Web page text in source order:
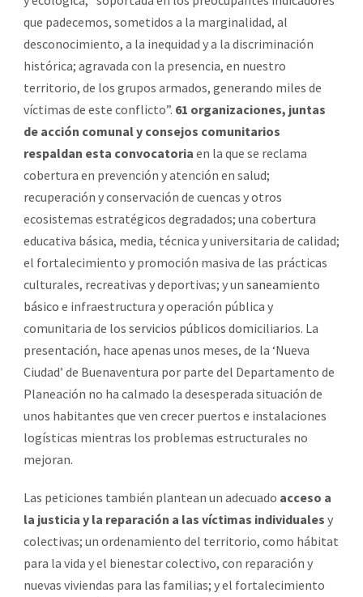
que padecemos, sometidos a la marginalidad, al
desconocimiento, a la inequidad y a la discriminación
histórica; agravada con la presencia, en nuestro
territorio, de los grupos armados, generando miles de
víctimas de este conflicto”. 61 organizaciones, juntas
de acción comunal y consejos comunitarios
respaldan esta convocatoria en la que se reclama
cobertura en prevención y atención en salud;
recuperación y conservación de cuencas y otros
ecosistemas estratégicos degradados; una cobertura
educativa básica, media, técnica y universitaria de calidad;
el fortalecimiento y promoción masiva de las prácticas
culturales, recreativas y deportivas; y un saneamiento
básico e infraestructura y operación pública y
comunitaria de los servicios públicos domiciliarios. La
presentación, hace apenas unos meses, de la ‘Nueva
Ciudad’ de Buenaventura por parte del Departamento de
Planeación no ha calmado la desesperada situación de
unos habitantes que ven crecer puertos e instalaciones
logísticas mientras los problemas estructurales no
mejoran.
Las peticiones también plantean un adecuado acceso a
la justicia y la reparación a las víctimas individuales y
colectivas; un ordenamiento del territorio, como hábitat
para la vida y el bienestar colectivo, con reparación y
nuevas viviendas para las familias; y el fortalecimiento